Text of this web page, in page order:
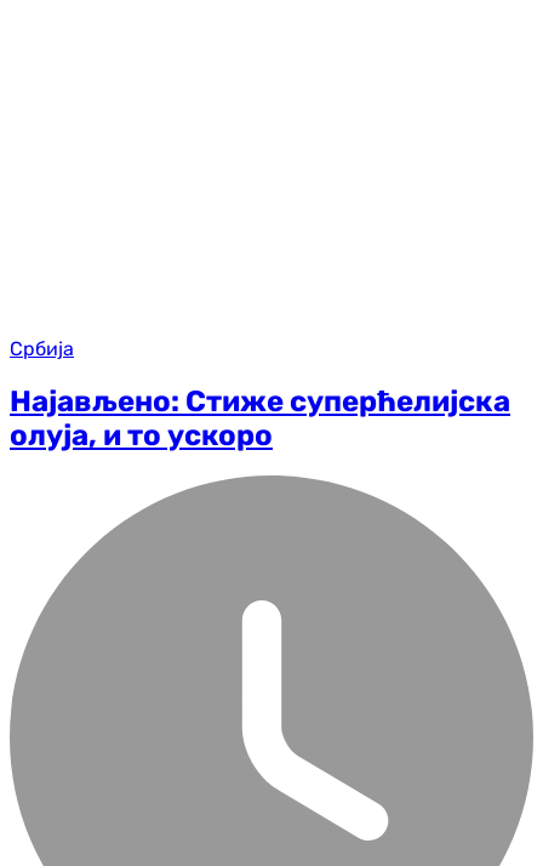
Србија
Најављено: Стиже суперћелијска
олуја, и то ускоро